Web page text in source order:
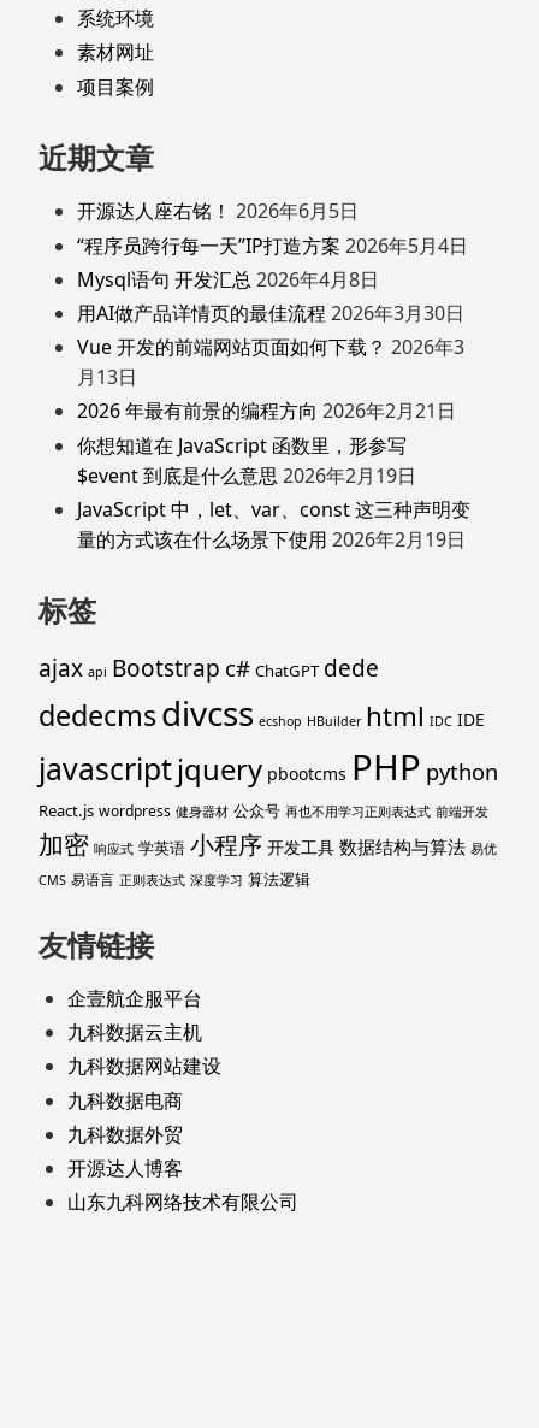
系统环境
素材网址
项目案例
近期文章
开源达人座右铭！ 2026年6月5日
“程序员跨行每一天”IP打造方案 2026年5月4日
Mysql语句 开发汇总 2026年4月8日
用AI做产品详情页的最佳流程 2026年3月30日
Vue 开发的前端网站页面如何下载？ 2026年3
月13日
2026 年最有前景的编程方向 2026年2月21日
你想知道在 JavaScript 函数里，形参写
$event 到底是什么意思 2026年2月19日
JavaScript 中，let、var、const 这三种声明变
量的方式该在什么场景下使用 2026年2月19日
标签
ajax api Bootstrap c# ChatGPT dede
dedecmsdivcss ecshop HBuilder html IDC IDE
javascriptjquery pbootcms PHP python
React.js wordpress 健身器材 公众号 再也不用学习正则表达式 前端开发
加密 响应式 学英语 小程序 开发工具 数据结构与算法 易优
CMS 易语言 正则表达式 深度学习 算法逻辑
友情链接
企壹航企服平台
九科数据云主机
九科数据网站建设
九科数据电商
九科数据外贸
开源达人博客
山东九科网络技术有限公司